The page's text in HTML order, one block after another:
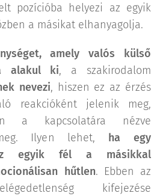
pozícióba helyezi az egyik
a másikat elhanyagolja.
amely valós külső
alakul ki, a szakirodalom
nevezi, hiszen ez az érzés
reakcióként jelenik meg,
a kapcsolatára nézve
Ilyen lehet, ha egy
az egyik fél a másikkal
hűtlen. Ebben az
kifejezése